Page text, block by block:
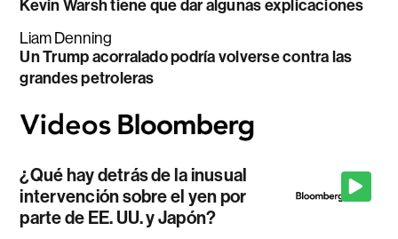
Kevin Warsh tiene que dar algunas explicaciones
Liam Denning
Un Trump acorralado podría volverse contra las
grandes petroleras
¿Qué hay detrás de la inusual
intervención sobre el yen por
parte de EE. UU. y Japón?